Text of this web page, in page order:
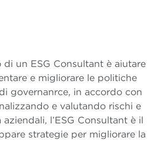
un ESG Consultant è aiutare
e migliorare le politiche
governanrce, in accordo con
e valutando rischi e
l’ESG Consultant è il
strategie per migliorare la